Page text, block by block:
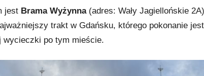
jest Brama Wyżynna (adres: Wały Jagiellońskie
trakt w Gdańsku, którego pokonanie
wycieczki po tym mieście.